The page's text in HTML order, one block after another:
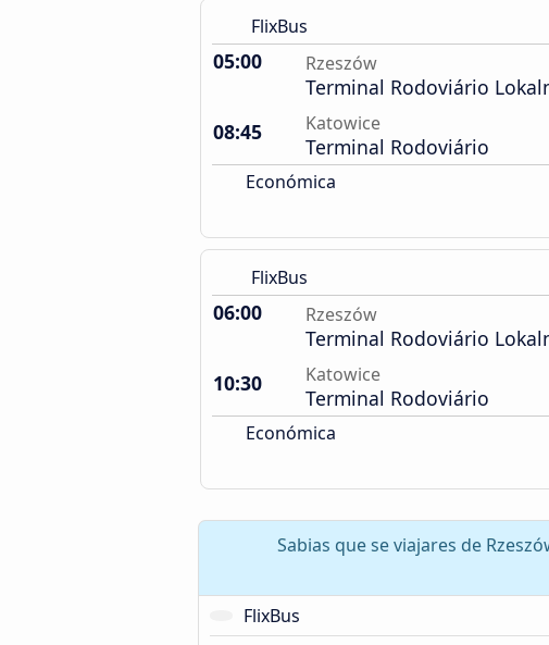
FlixBus
05:00 Rzeszów
Terminal Rodoviário
08:45
Katowice
Terminal Rodoviário
Económica
FlixBus
06:00 Rzeszów
Terminal Rodoviário
10:30
Katowice
Terminal Rodoviário
Económica
Sabias que se viajares de
FlixBus